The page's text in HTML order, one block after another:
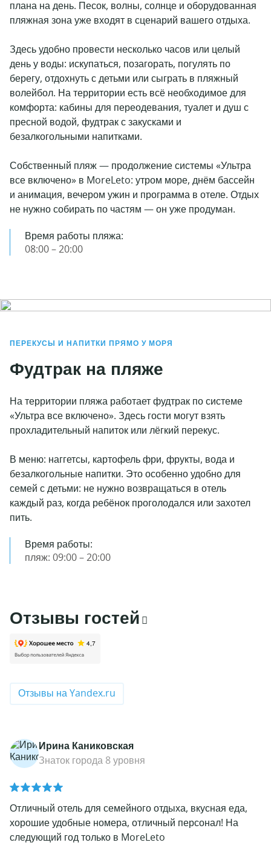
плана на день. Песок, волны, солнце и оборудованная
пляжная зона уже входят в сценарий вашего отдыха.
Здесь удобно провести несколько часов или целый
день у воды: искупаться, позагорать, погулять по
берегу, отдохнуть с детьми или сыграть в пляжный
волейбол. На территории есть всё необходимое для
комфорта: кабины для переодевания, туалет и душ с
пресной водой, фудтрак с закусками и
безалкогольными напитками.
Собственный пляж — продолжение системы «Ультра
все включено» в MoreLeto: утром море, днём бассейн
и анимация, вечером ужин и программа в отеле. Отдых
не нужно собирать по частям — он уже продуман.
Время работы пляжа:
08:00 – 20:00
ПЕРЕКУСЫ И НАПИТКИ ПРЯМО У МОРЯ
Фудтрак на пляже
На территории пляжа работает фудтрак по системе
«Ультра все включено». Здесь гости могут взять
прохладительный напиток или лёгкий перекус.
В меню: наггетсы, картофель фри, фрукты, вода и
безалкогольные напитки. Это особенно удобно для
семей с детьми: не нужно возвращаться в отель
каждый раз, когда ребёнок проголодался или захотел
пить.
Время работы:
пляж: 09:00 – 20:00
Отзывы гостей
Отзывы на Yandex.ru
Ирина Каниковская
Знаток города 8 уровня
Отличный отель для семейного отдыха, вкусная еда,
хорошие удобные номера, отличный персонал! На
следующий год только в MoreLeto